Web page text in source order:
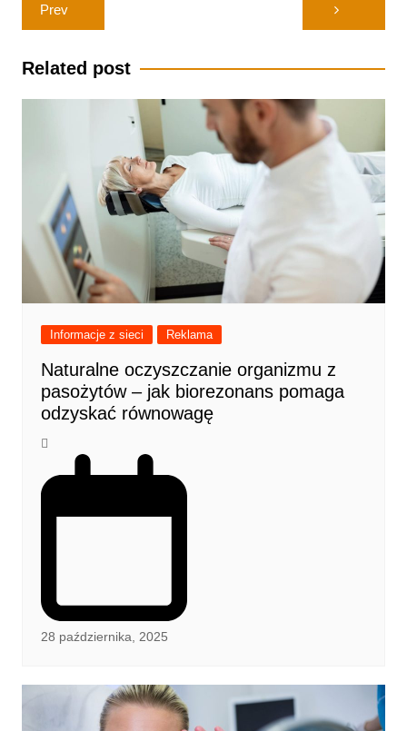
Prev
Related post
Informacje z sieci Reklama
Naturalne oczyszczanie organizmu z
pasożytów – jak biorezonans pomaga
odzyskać równowagę
28 października, 2025